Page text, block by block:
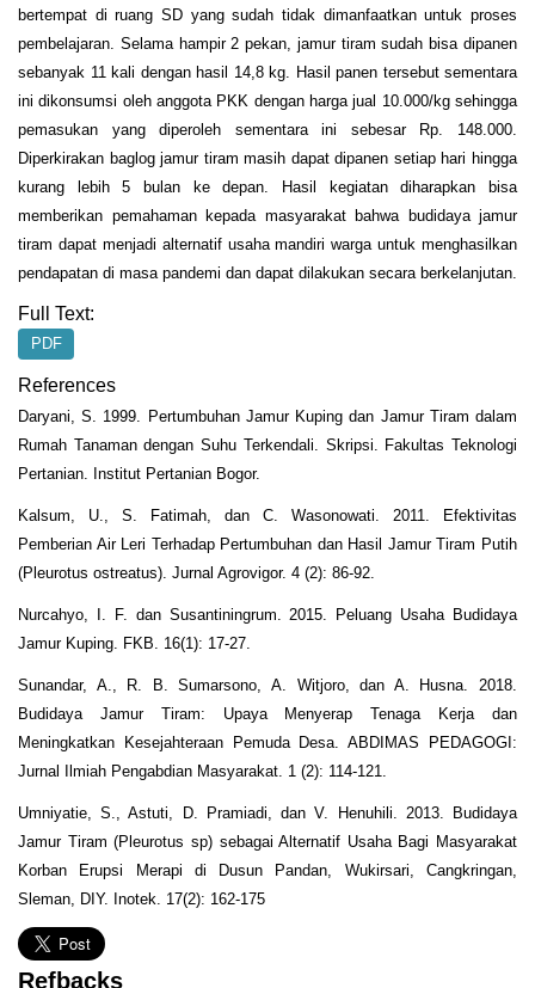
bertempat di ruang SD yang sudah tidak dimanfaatkan untuk proses
pembelajaran. Selama hampir 2 pekan, jamur tiram sudah bisa dipanen
sebanyak 11 kali dengan hasil 14,8 kg. Hasil panen tersebut sementara
ini dikonsumsi oleh anggota PKK dengan harga jual 10.000/kg sehingga
pemasukan yang diperoleh sementara ini sebesar Rp. 148.000.
Diperkirakan baglog jamur tiram masih dapat dipanen setiap hari hingga
kurang lebih 5 bulan ke depan. Hasil kegiatan diharapkan bisa
memberikan pemahaman kepada masyarakat bahwa budidaya jamur
tiram dapat menjadi alternatif usaha mandiri warga untuk menghasilkan
pendapatan di masa pandemi dan dapat dilakukan secara berkelanjutan.
Full Text:
PDF
References
Daryani, S. 1999. Pertumbuhan Jamur Kuping dan Jamur Tiram dalam
Rumah Tanaman dengan Suhu Terkendali. Skripsi. Fakultas Teknologi
Pertanian. Institut Pertanian Bogor.
Kalsum, U., S. Fatimah, dan C. Wasonowati. 2011. Efektivitas
Pemberian Air Leri Terhadap Pertumbuhan dan Hasil Jamur Tiram Putih
(Pleurotus ostreatus). Jurnal Agrovigor. 4 (2): 86-92.
Nurcahyo, I. F. dan Susantiningrum. 2015. Peluang Usaha Budidaya
Jamur Kuping. FKB. 16(1): 17-27.
Sunandar, A., R. B. Sumarsono, A. Witjoro, dan A. Husna. 2018.
Budidaya Jamur Tiram: Upaya Menyerap Tenaga Kerja dan
Meningkatkan Kesejahteraan Pemuda Desa. ABDIMAS PEDAGOGI:
Jurnal Ilmiah Pengabdian Masyarakat. 1 (2): 114-121.
Umniyatie, S., Astuti, D. Pramiadi, dan V. Henuhili. 2013. Budidaya
Jamur Tiram (Pleurotus sp) sebagai Alternatif Usaha Bagi Masyarakat
Korban Erupsi Merapi di Dusun Pandan, Wukirsari, Cangkringan,
Sleman, DIY. Inotek. 17(2): 162-175
Refbacks